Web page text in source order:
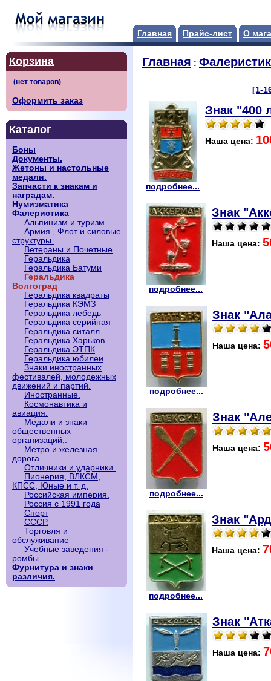
Главная Прайс-лист О
Корзина
Оформить заказ
Каталог
Боны
Документы.
Жетоны и настольные
медали.
Запчасти к знакам и
наградам.
Нумизматика
Фалеристика
Альпинизм и туризм.
Армия , Флот и силовые
структуры.
Ветераны и Почетные
Геральдика
Геральдика Батуми
Геральдика
Волгоград
Геральдика квадраты
Геральдика КЭМЗ
Геральдика лебедь
Геральдика серийная
Геральдика ситалл
Геральдика Харьков
Геральдика ЭТПК
Геральдика юбилеи
Знаки иностранных
фестивалей, молодежных
движений и партий.
Иностранные.
Космонавтика и
авиация.
Медали и знаки
общественных
организаций,.
Метро и железная
дорога
Отличники и ударники.
Пионерия, ВЛКСМ,
КПСС, Юные и т. д.
Российская империя.
Россия с 1991 года
Спорт
СССР.
Торговля и
обслуживание
Учебные заведения -
ромбы
Фурнитура и знаки
различия.
Главная :
[1-
подробнее...
Знак "400
Наша цена:
подробнее...
Знак
Наша цена:
подробнее...
Знак
Наша цена:
подробнее...
Знак
Наша цена:
подробнее...
Знак
Наша цена:
Знак
Наша цена: